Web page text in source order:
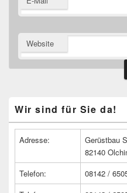
Website
Seitenleisten
Widget-
Wir sind für Sie da!
Adresse:
Gerüstbau
82140
Telefon:
08142 /